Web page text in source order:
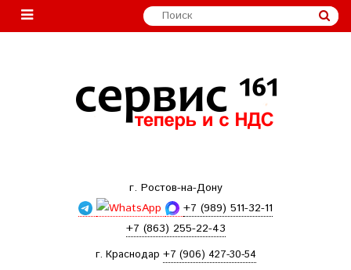
г. Ростов-на-Дону
+7 (989) 511-32-11
+7 (863) 255-22-43
г. Краснодар +7 (906) 427-30-54